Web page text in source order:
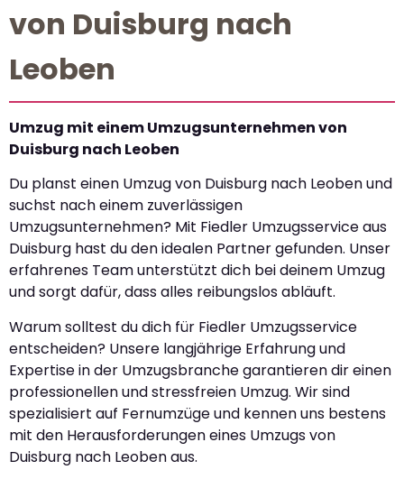
von Duisburg nach
Leoben
Umzug mit einem Umzugsunternehmen von
Duisburg nach Leoben
Du planst einen Umzug von Duisburg nach Leoben und
suchst nach einem zuverlässigen
Umzugsunternehmen? Mit Fiedler Umzugsservice aus
Duisburg hast du den idealen Partner gefunden. Unser
erfahrenes Team unterstützt dich bei deinem Umzug
und sorgt dafür, dass alles reibungslos abläuft.
Warum solltest du dich für Fiedler Umzugsservice
entscheiden? Unsere langjährige Erfahrung und
Expertise in der Umzugsbranche garantieren dir einen
professionellen und stressfreien Umzug. Wir sind
spezialisiert auf Fernumzüge und kennen uns bestens
mit den Herausforderungen eines Umzugs von
Duisburg nach Leoben aus.